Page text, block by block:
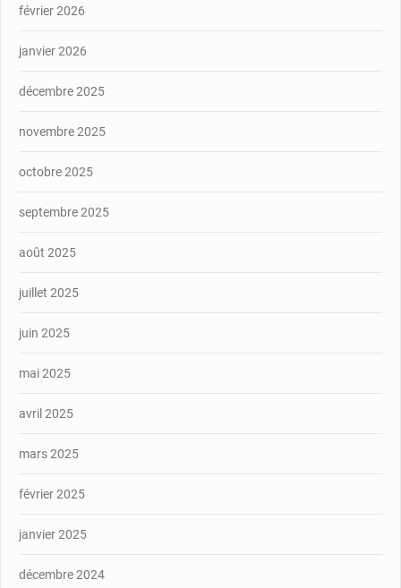
février 2026
janvier 2026
décembre 2025
novembre 2025
octobre 2025
septembre 2025
août 2025
juillet 2025
juin 2025
mai 2025
avril 2025
mars 2025
février 2025
janvier 2025
décembre 2024